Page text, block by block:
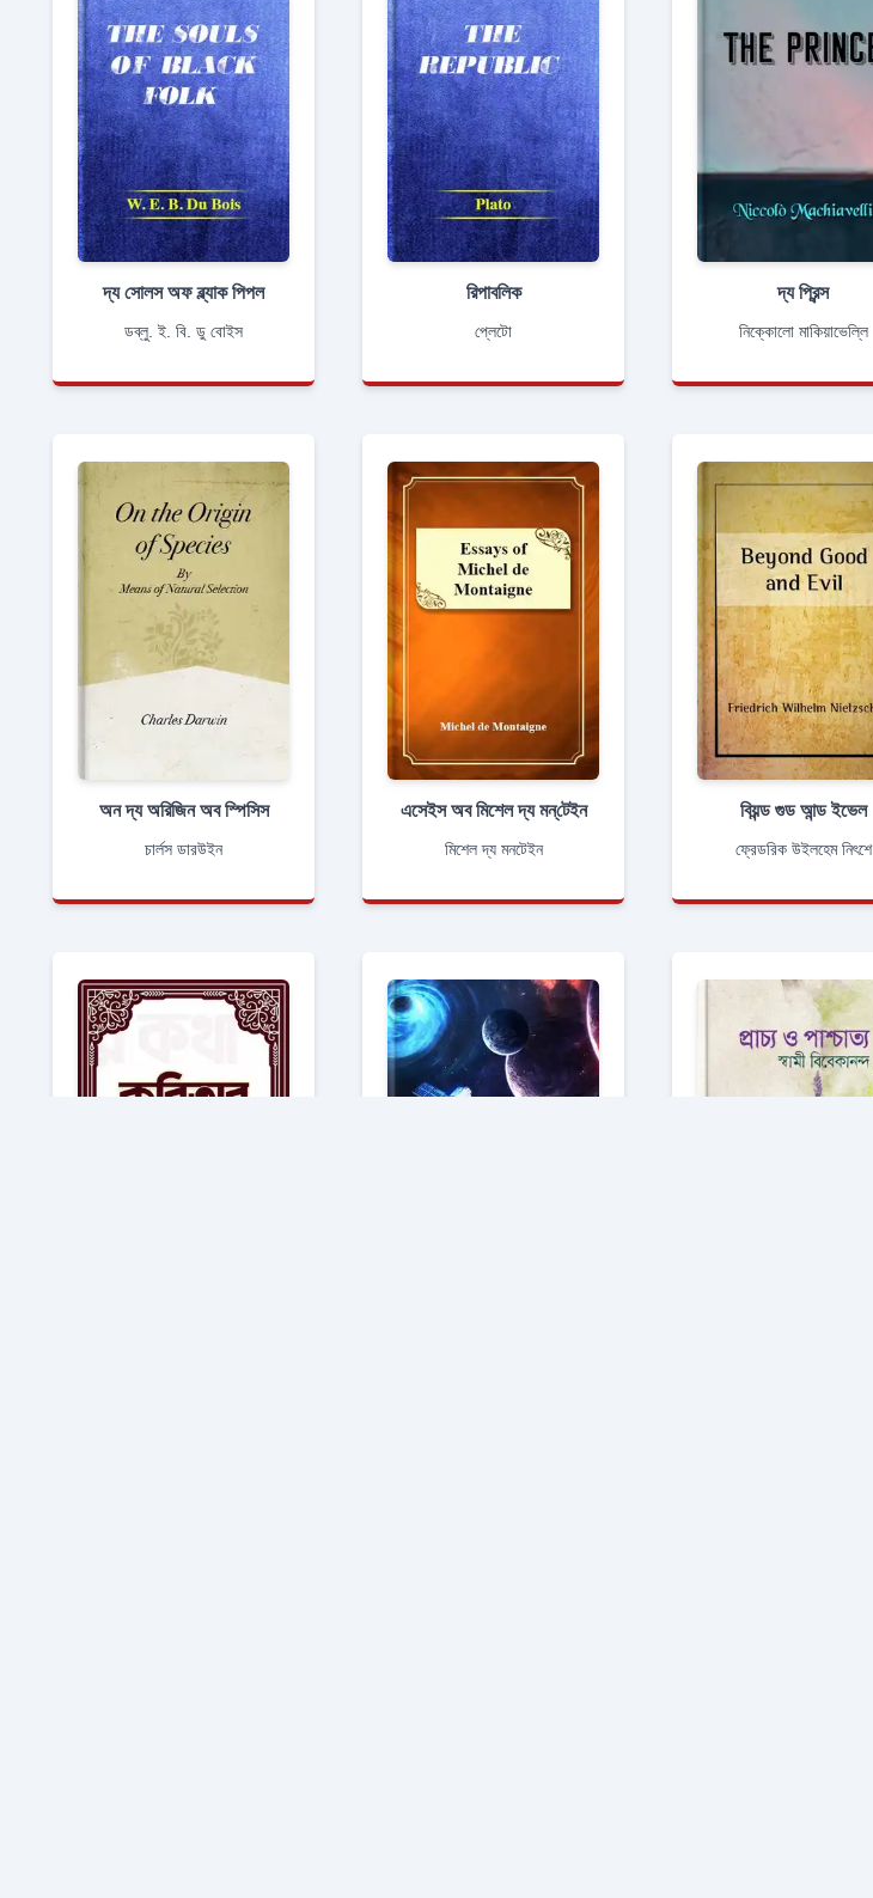
দ্য সোলস অফ ব্ল্যাক পিপল
ডব্লু. ই. বি. ডু বোইস
রিপাবলিক
প্লেটো
দ্য প্রিন্স
নিক্কোলো মাকিয়াভেল্লি
অন দ্য অরিজিন অব স্পিসিস
চার্লস ডারউইন
এসেইস অব মিশেল দ্য মন্‌টেইন
মিশেল দ্য মনটেইন
বিয়ন্ড গুড আন্ড ইভেল
ফ্রেডরিক উইলহেম নিৎশে